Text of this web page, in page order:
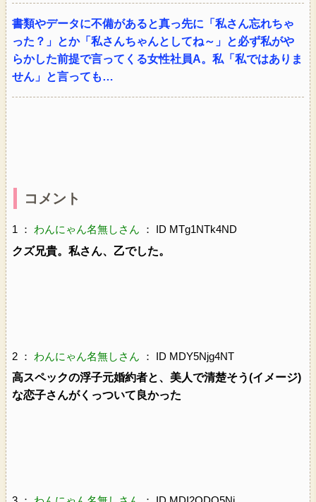
書類やデータに不備があると真っ先に「私さん忘れちゃ
った？」とか「私さんちゃんとしてね～」と必ず私がや
らかした前提で言ってくる女性社員A。私「私ではありま
せん」と言っても…
コメント
1 ： わんにゃん名無しさん ： ID MTg1NTk4ND
クズ兄貴。私さん、乙でした。
2 ： わんにゃん名無しさん ： ID MDY5Njg4NT
高スペックの浮子元婚約者と、美人で清楚そう(イメージ)
な恋子さんがくっついて良かった